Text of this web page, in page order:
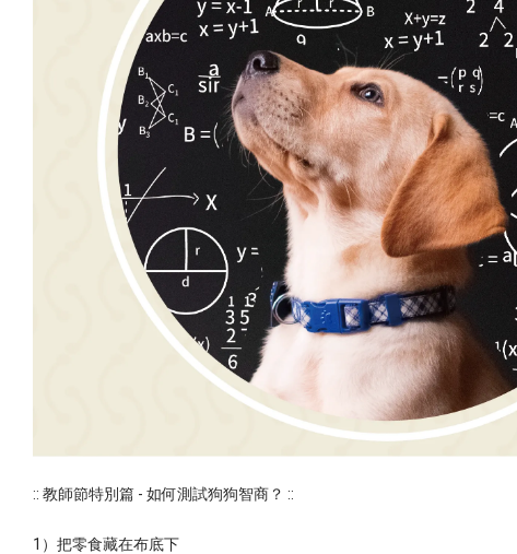
:: 教師節特別篇 - 如何測試狗狗智商？ ::
1）把零食藏在布底下